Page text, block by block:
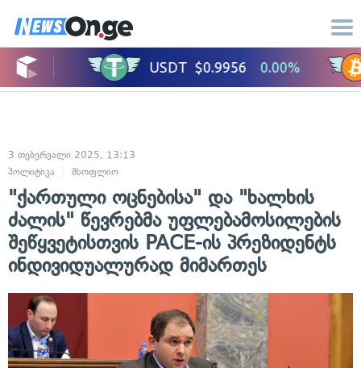
3 თებერვალი 2025, 13:13
პოლიტიკა
მსოფლიო
"ქართული ოცნებისა" და "ხალხის
ძალის" წევრებმა უფლებამოსილების
შეწყვეტისთვის PACE-ის პრეზიდენტს
ინდივიდუალურად მიმართეს